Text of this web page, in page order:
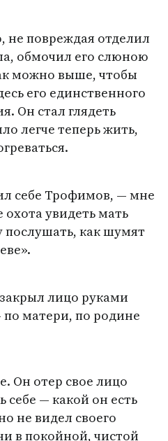
повреждая отделил
обмочил его слюною
можно выше, чтобы
его единственного
Он стал глядеть
легче теперь жить,
себе Трофимов, — мне
увидеть мать
послушать, как шумят
лицо руками
по матери, по родине
Он отер свое лицо
себе — какой он есть
не видел своего
в покойной, чистой